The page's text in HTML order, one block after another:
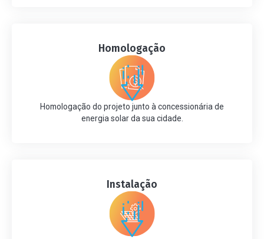
Homologação
Homologação do projeto junto à concessionária de
energia solar da sua cidade.
Instalação